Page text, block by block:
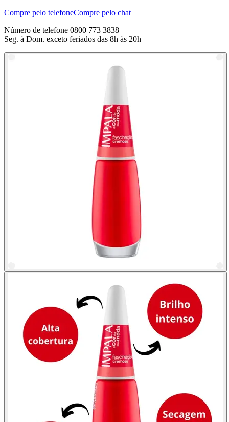
Compre pelo telefoneCompre pelo chat
Número de telefone 0800 773 3838
Seg. à Dom. exceto feriados das 8h às 20h